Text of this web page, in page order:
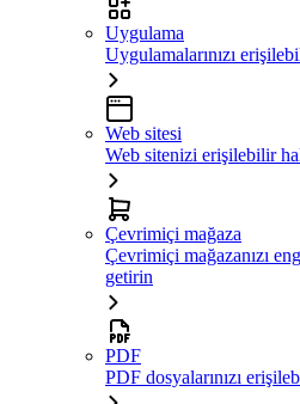
Uygulama
Uygulamalarınızı
Web sitesi
Web sitenizi erişilebilir
Çevrimiçi mağaza
Çevrimiçi mağazanızı
getirin
PDF
PDF dosyalarınızı